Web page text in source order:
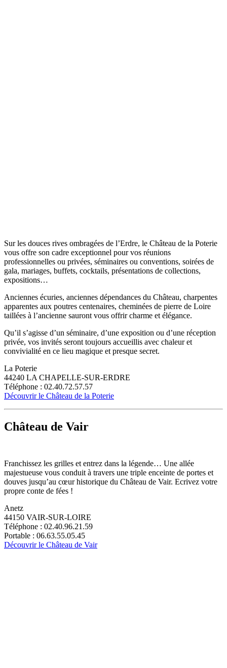
Sur les douces rives ombragées de l’Erdre, le Château de la Poterie
vous offre son cadre exceptionnel pour vos réunions
professionnelles ou privées, séminaires ou conventions, soirées de
gala, mariages, buffets, cocktails, présentations de collections,
expositions…
Anciennes écuries, anciennes dépendances du Château, charpentes
apparentes aux poutres centenaires, cheminées de pierre de Loire
taillées à l’ancienne sauront vous offrir charme et élégance.
Qu’il s’agisse d’un séminaire, d’une exposition ou d’une réception
privée, vos invités seront toujours accueillis avec chaleur et
convivialité en ce lieu magique et presque secret.
La Poterie
44240 LA CHAPELLE-SUR-ERDRE
Téléphone : 02.40.72.57.57
Découvrir le Château de la Poterie
Château de Vair
Franchissez les grilles et entrez dans la légende… Une allée
majestueuse vous conduit à travers une triple enceinte de portes et
douves jusqu’au cœur historique du Château de Vair. Ecrivez votre
propre conte de fées !
Anetz
44150 VAIR-SUR-LOIRE
Téléphone : 02.40.96.21.59
Portable : 06.63.55.05.45
Découvrir le Château de Vair